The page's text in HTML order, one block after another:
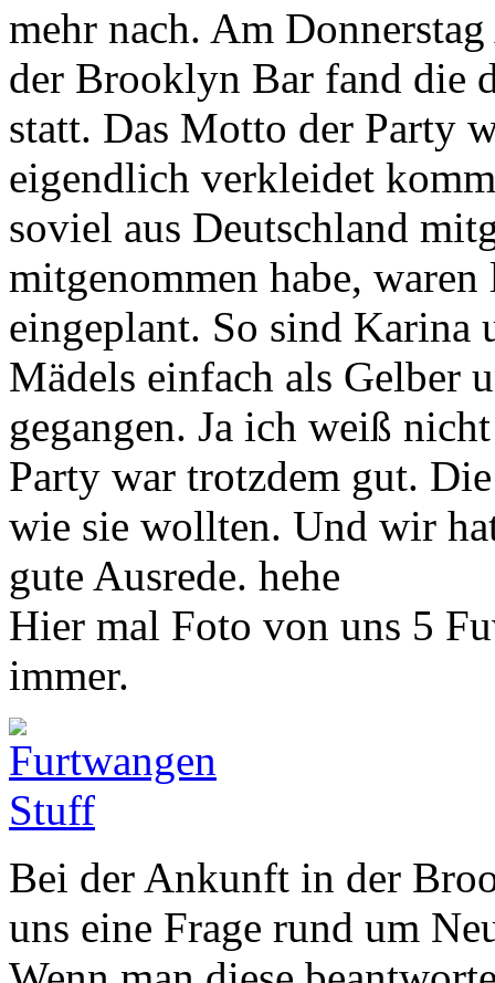
mehr nach. Am
der Brooklyn Bar fand die
statt. Das Motto der Party
eigendlich verkleidet
soviel aus Deutschland
mitgenommen habe,
eingeplant. So sind Karina
Mädels einfach als Gelber
gegangen. Ja ich weiß
Party war trotzdem gut.
wie sie wollten. Und wir
gute Ausrede. hehe
Hier mal Foto von uns 5
immer.
Bei der Ankunft in der
uns eine Frage rund um